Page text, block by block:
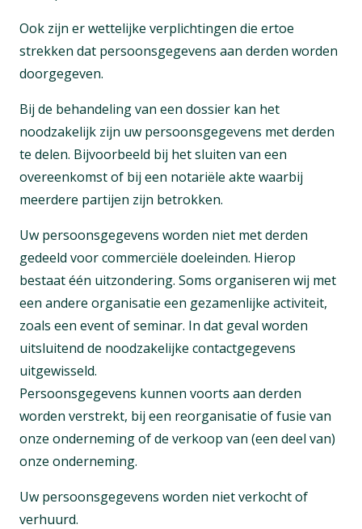
Ook zijn er wettelijke verplichtingen die ertoe
strekken dat persoonsgegevens aan derden worden
doorgegeven.
Bij de behandeling van een dossier kan het
noodzakelijk zijn uw persoonsgegevens met derden
te delen. Bijvoorbeeld bij het sluiten van een
overeenkomst of bij een notariële akte waarbij
meerdere partijen zijn betrokken.
Uw persoonsgegevens worden niet met derden
gedeeld voor commerciële doeleinden. Hierop
bestaat één uitzondering. Soms organiseren wij met
een andere organisatie een gezamenlijke activiteit,
zoals een event of seminar. In dat geval worden
uitsluitend de noodzakelijke contactgegevens
uitgewisseld.
Persoonsgegevens kunnen voorts aan derden
worden verstrekt, bij een reorganisatie of fusie van
onze onderneming of de verkoop van (een deel van)
onze onderneming.
Uw persoonsgegevens worden niet verkocht of
verhuurd.